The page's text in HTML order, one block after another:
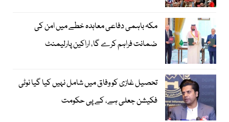
مکہ باہمی دفاعی معاہدہ خطے میں امن کی
ضمانت فراہم کرے گا، اراکین پارلیمنٹ
تحصیل غازی کو وفاق میں شامل نہیں کیا گیا نوٹی
فکیشن جعلی ہے، کے پی حکومت